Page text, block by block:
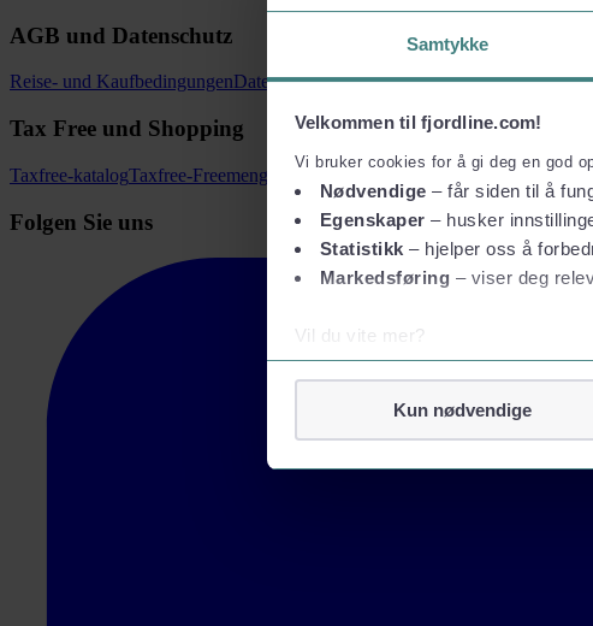
Samtykke
Velkommen til fjordline.com!
Vi bruker cookies for å gi deg en god
Nødvendige – får siden til å
Egenskaper – husker
Statistikk – hjelper oss å
Markedsføring – viser deg
Vil du vite mer?
Om informasjonskapsler
Kun nødvendige
AGB und Datenschutz
Reise- und KaufbedingungenDatenschutzPauschalreisebedingungen
Tax Free und Shopping
Taxfree-katalogTaxfree-Freemengen und Zollregelungen
Folgen Sie uns